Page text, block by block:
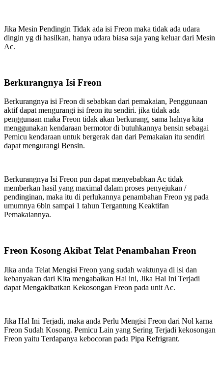
Jika Mesin Pendingin Tidak ada isi Freon maka tidak ada udara
dingin yg di hasilkan, hanya udara biasa saja yang keluar dari Mesin
Ac.
Berkurangnya Isi Freon
Berkurangnya isi Freon di sebabkan dari pemakaian, Penggunaan
aktif dapat mengurangi isi freon itu sendiri. jika tidak ada
penggunaan maka Freon tidak akan berkurang, sama halnya kita
menggunakan kendaraan bermotor di butuhkannya bensin sebagai
Pemicu kendaraan untuk bergerak dan dari Pemakaian itu sendiri
dapat mengurangi Bensin.
Berkurangnya Isi Freon pun dapat menyebabkan Ac tidak
memberkan hasil yang maximal dalam proses penyejukan /
pendinginan, maka itu di perlukannya penambahan Freon yg pada
umumnya 6bln sampai 1 tahun Tergantung Keaktifan
Pemakaiannya.
Freon Kosong Akibat Telat Penambahan Freon
Jika anda Telat Mengisi Freon yang sudah waktunya di isi dan
kebanyakan dari Kita mengabaikan Hal ini, Jika Hal Ini Terjadi
dapat Mengakibatkan Kekosongan Freon pada unit Ac.
Jika Hal Ini Terjadi, maka anda Perlu Mengisi Freon dari Nol karna
Freon Sudah Kosong. Pemicu Lain yang Sering Terjadi kekosongan
Freon yaitu Terdapanya kebocoran pada Pipa Refrigrant.